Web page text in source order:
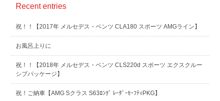
Recent entries
祝！！【2017年 メルセデス・ベンツ CLA180 スポーツ AMGライン】
お風呂上りに
祝！！【2018年 メルセデス・ベンツ CLS220d スポーツ エクスクルー
シブパッケージ】
祝！ご納車【AMG Sクラス S63ﾛﾝｸﾞ ﾚｰﾀﾞｰｾｰﾌﾃｨPKG】